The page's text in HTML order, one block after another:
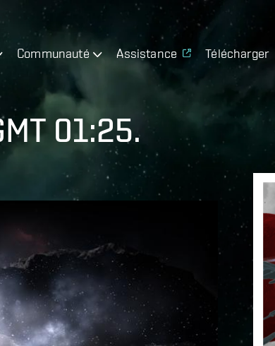
Communauté Assistance Télécharger
01:25.